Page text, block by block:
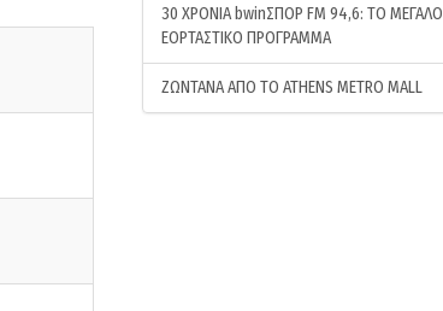
30 ΧΡΟΝΙΑ bwinΣΠΟΡ FM 94,6: ΤΟ ΜΕΓΑΛΟ
ΕΟΡΤΑΣΤΙΚΟ ΠΡΟΓΡΑΜΜΑ
ΖΩΝΤΑΝΑ ΑΠΟ ΤΟ ATHENS METRO MALL